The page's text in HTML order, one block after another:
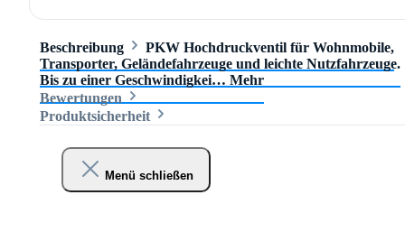
Beschreibung
PKW Hochdruckventil für Wohnmobile,
Transporter, Geländefahrzeuge und leichte Nutzfahrzeuge.
Bis zu einer Geschwindigkei… Mehr
Bewertungen
Produktsicherheit
Menü schließen